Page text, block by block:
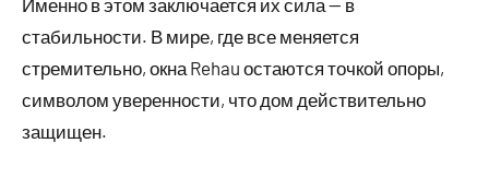
Именно в этом заключается их сила — в
стабильности. В мире, где все меняется
стремительно, окна Rehau остаются точкой опоры,
символом уверенности, что дом действительно
защищен.